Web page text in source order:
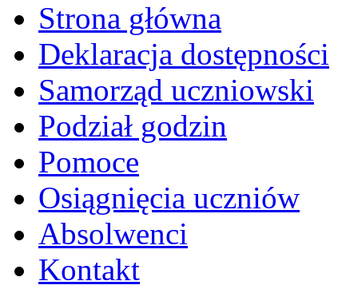
Strona główna
Deklaracja dostępności
Samorząd uczniowski
Podział godzin
Pomoce
Osiągnięcia uczniów
Absolwenci
Kontakt